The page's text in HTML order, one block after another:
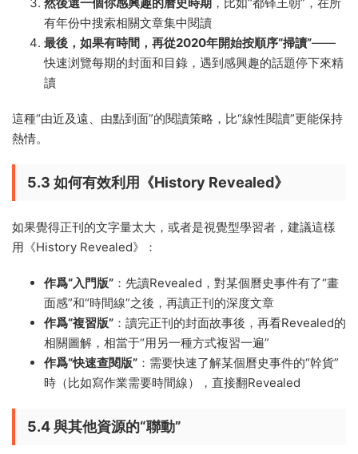
有年份中搜索相關文章集中閱讀
最後，如果有時間，再從2020年開始按順序“掃讀”——
快速浏覽每期的封面和目錄，遇到感興趣的話題停下來精
讀
這種“由近及遠、由點到面”的閱讀策略，比“線性閱讀”更能保持
熱情。
5.3 如何有效利用《History Revealed》
如果覺得正刊的文字量太大，或者是視覺型學習者，建議這樣
用《History Revealed》：
作爲“入門版” ：先讀Revealed，對某個曆史事件有了“畫
面感”和“時間線”之後，再讀正刊的深度文章
作爲“複習版” ：讀完正刊的封面故事後，再看Revealed的
相關圖解，相當于“用另一種方式複習一遍”
作爲“快速查閱版” ：需要快速了解某個曆史事件的“幹貨”
時（比如寫作業需要時間線），直接翻Revealed
5.4 與其他資源的“聯動”